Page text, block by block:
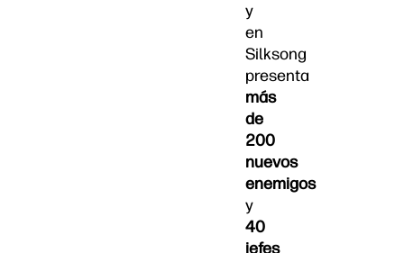
y
en
Silksong
presenta
más
de
200
nuevos
enemigos
y
40
jefes